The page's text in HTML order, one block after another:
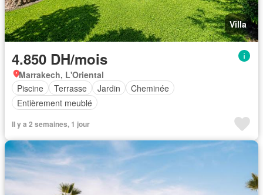
Villa
4.850 DH/mois
Marrakech, L'Oriental
Piscine
Terrasse Jardin
Cheminée
Entièrement meublé
Il y a 2 semaines, 1 jour